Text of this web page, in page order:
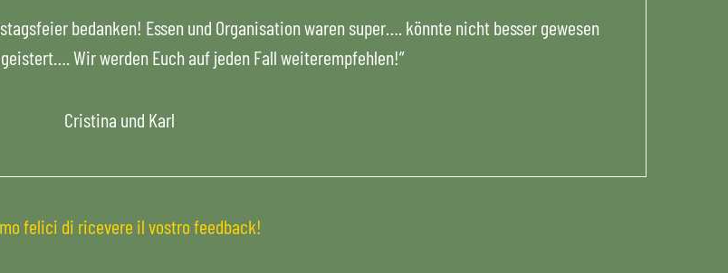
bedanken! Essen und Organisation waren super…. könnte nicht besser gewesen
Wir werden Euch auf jeden Fall weiterempfehlen!”
Cristina und Karl
felici di ricevere il vostro feedback!